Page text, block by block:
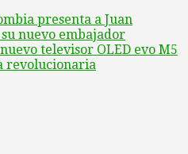
presenta a Juan
nuevo embajador
televisor OLED evo M5
revolucionaria